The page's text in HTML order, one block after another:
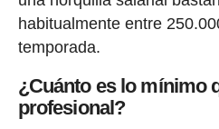
habitualmente entre
temporada.
¿Cuánto es lo mínimo
profesional?